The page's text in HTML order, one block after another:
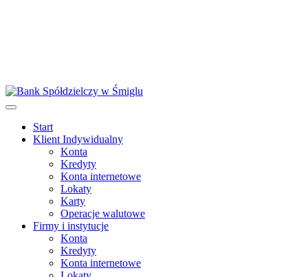
Start
Klient Indywidualny
Konta
Kredyty
Konta internetowe
Lokaty
Karty
Operacje walutowe
Firmy i instytucje
Konta
Kredyty
Konta internetowe